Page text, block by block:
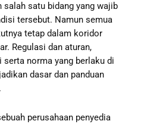
salah satu bidang yang wajib
tersebut. Namun semua
tetap dalam koridor
Regulasi dan aturan,
norma yang berlaku di
dasar dan panduan
perusahaan penyedia